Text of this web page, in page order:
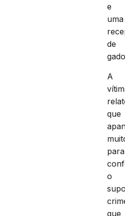
e
uma
de
A
que
para
o
que